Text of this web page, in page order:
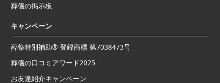
葬儀の掲示板
キャンペーン
葬祭特別補助® 登録商標 第7038473号
葬儀の口コミアワード2025
お友達紹介キャンペーン